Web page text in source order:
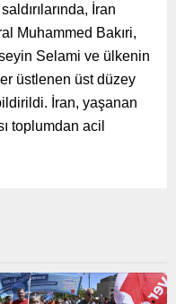
İran
Muhammed Bakıri,
Selami ve ülkenin
üstlenen üst düzey
İran, yaşanan
toplumdan acil